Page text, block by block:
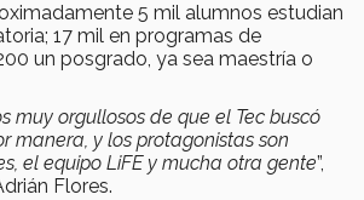
5 mil alumnos estudian
17 mil en programas de
un posgrado, ya sea maestría o
muy orgullosos de que el Tec buscó
manera, y los protagonistas son
el equipo LiFE y mucha otra gente”,
Flores.